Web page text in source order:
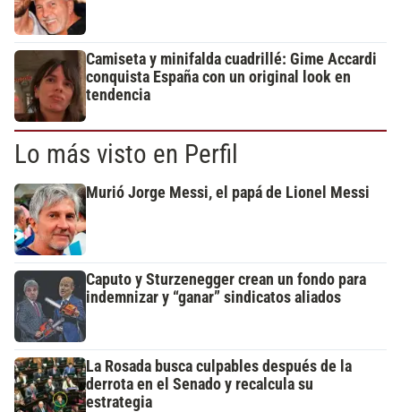
Camiseta y minifalda cuadrillé: Gime Accardi
conquista España con un original look en
tendencia
Lo más visto en Perfil
Murió Jorge Messi, el papá de Lionel Messi
Caputo y Sturzenegger crean un fondo para
indemnizar y “ganar” sindicatos aliados
La Rosada busca culpables después de la
derrota en el Senado y recalcula su
estrategia